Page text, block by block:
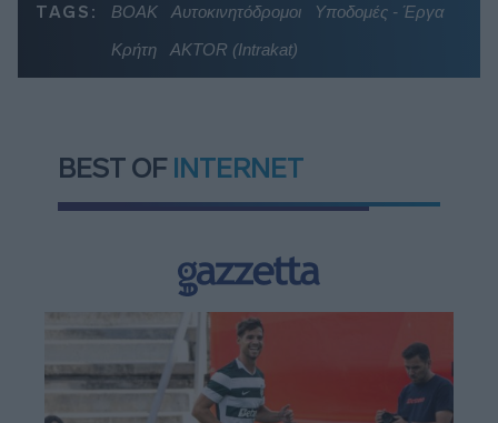
TAGS: ΒΟΑΚ Αυτοκινητόδρομοι
Υποδομές - Έργα
Κρήτη
AKTOR (Intrakat)
BEST OF INTERNET